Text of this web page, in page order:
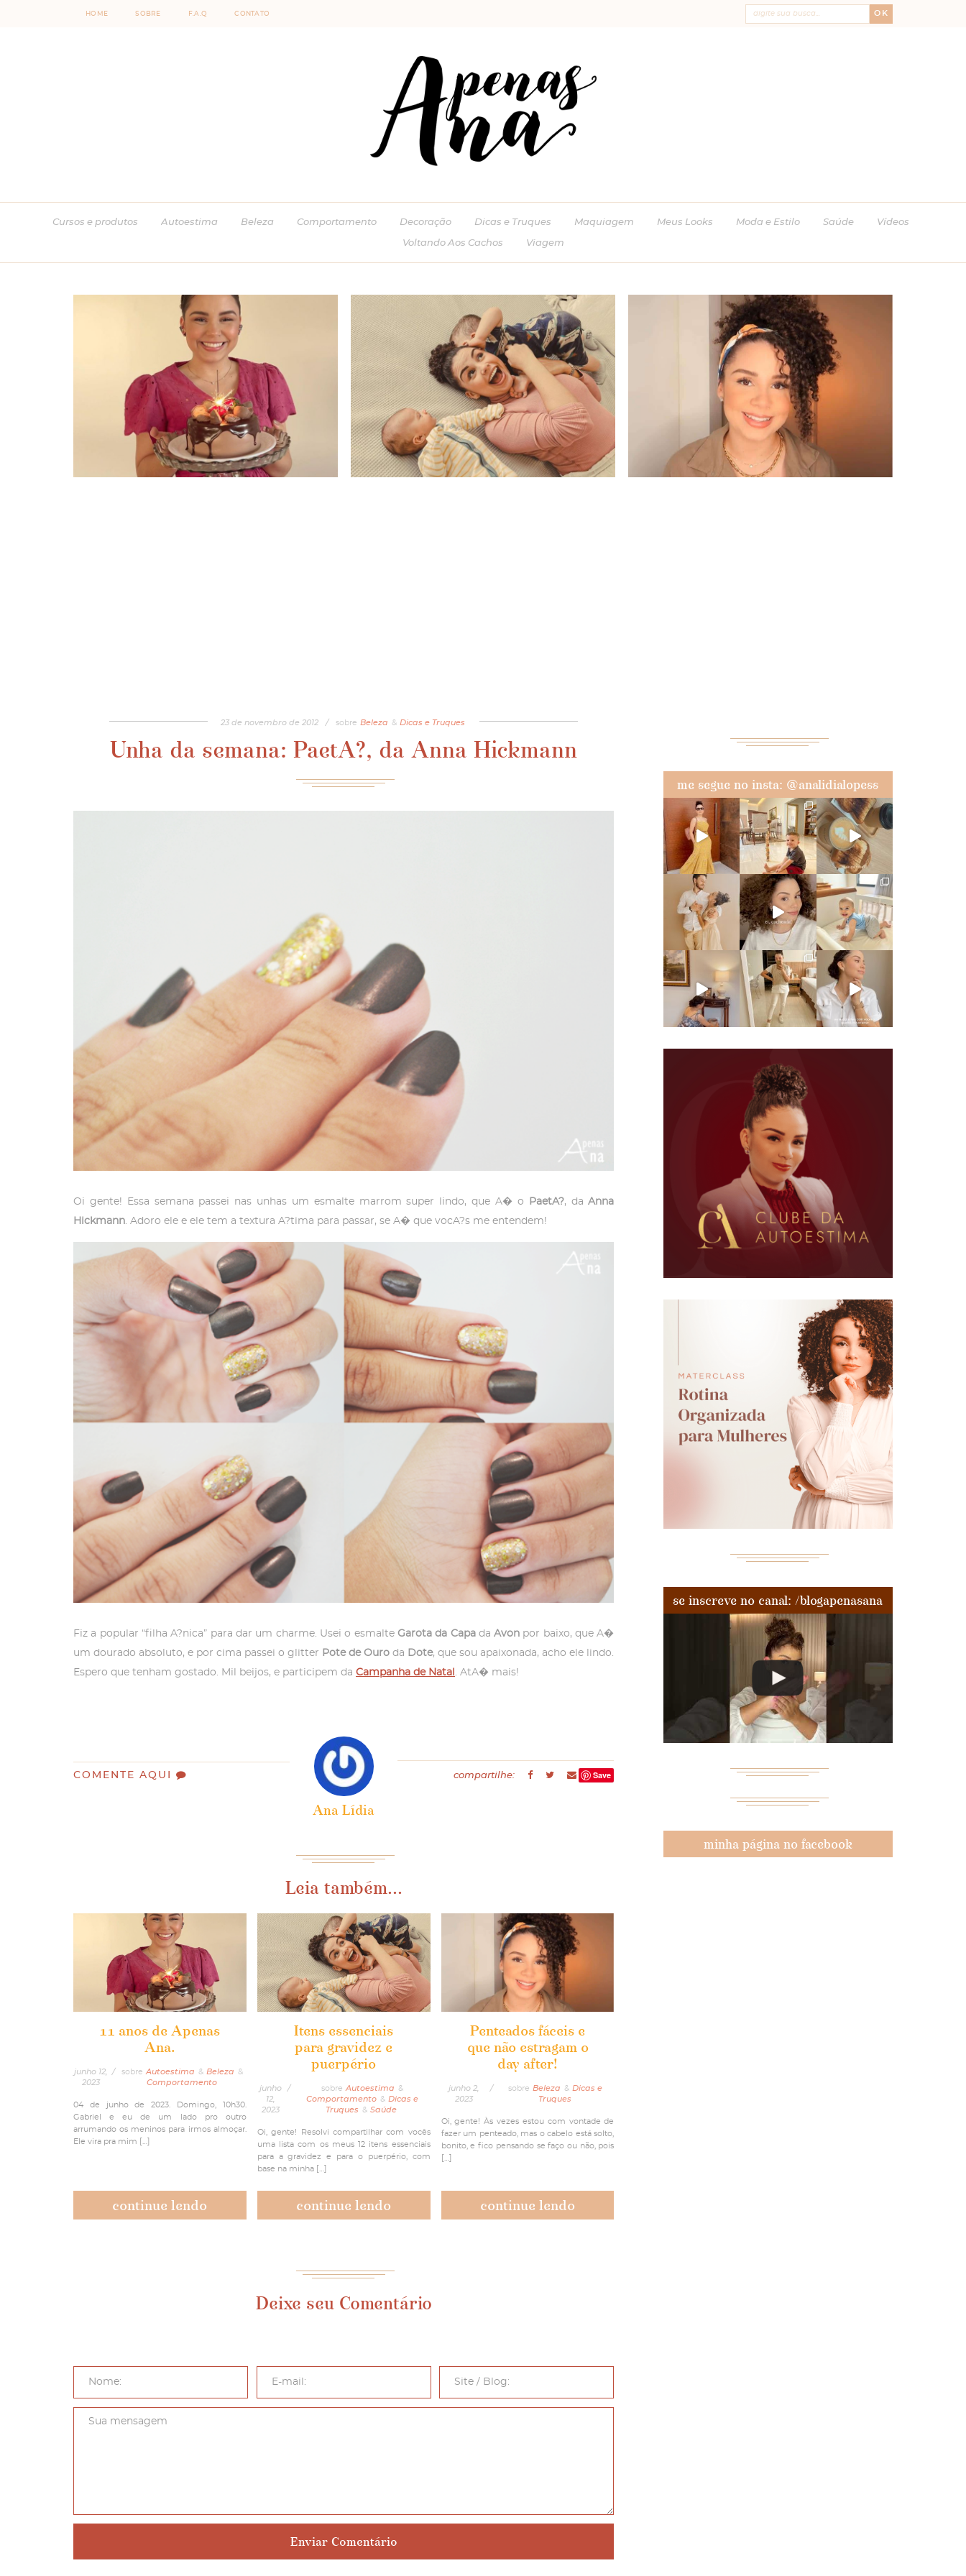
HOME SOBRE F.A.Q CONTATO OK
Cursos e produtos Autoestima Beleza Comportamento Decoração Dicas e Truques Maquiagem Meus Looks Moda e Estilo Saúde Vídeos
Voltando Aos Cachos Viagem
23de novembrode 2012 / sobre Beleza & Dicas e Truques
Unha da semana: PaetA?, da Anna Hickmann
Oi gente! Essa semana passei nas unhas um esmalte marrom super lindo, que A� o PaetA?, daAnna
Hickmann. Adoro ele e ele tem a textura A?tima para passar, se A� que vocA?s me entendem!
Fiz a popular “filha A?nica” para dar um charme. Usei o esmalte Garota da CapadaAvon por baixo, que A�
um dourado absoluto, e por cima passei o glitter Pote de Ouro da Dote, que sou apaixonada, acho ele lindo.
Espero que tenham gostado. Mil beijos, e participem da Campanha de Natal . AtA� mais!
COMENTE AQUI
Ana Lídia
compartilhe: Save
Leia também...
11 anos de Apenas
Ana.
junho 12,
2023
/ sobre Autoestima & Beleza
&
Comportamento
04 de junho de 2023. Domingo, 10h30.
Gabriel e eu de um lado pro outro
arrumando os meninos para irmos almoçar.
Ele vira pra mim […]
continue lendo
Itens essenciais
para gravidez e
puerpério
junho
12,
2023
/ sobre Autoestima
&
Comportamento & Dicas e
Truques
& Saúde
Oi, gente! Resolvi compartilhar com vocês
uma lista com os meus 12 itens essenciais
para a gravidez e para o puerpério, com
base na minha […]
continue lendo
Penteados fáceis e
que não estragam o
day after!
junho 2,
2023
/ sobre Beleza & Dicas e
Truques
Oi, gente! Às vezes estou com vontade de
fazer um penteado, mas o cabelo está solto,
bonito, e fico pensando se faço ou não, pois
continue lendo
Deixe seu Comentário
me segue no insta: @analidialopess
se inscreve no canal: /blogapenasana
minha página no facebook